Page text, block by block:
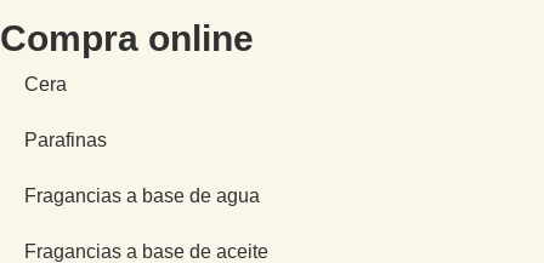
Compra online
Cera
Parafinas
Fragancias a base de agua
Fragancias a base de aceite